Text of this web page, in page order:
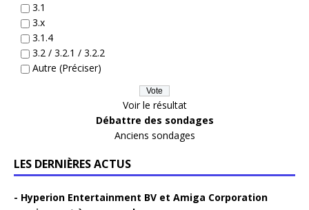
3.1
3.x
3.1.4
3.2 / 3.2.1 / 3.2.2
Autre (Préciser)
Voir le résultat
Débattre des sondages
Anciens sondages
LES DERNIÈRES ACTUS
Hyperion Entertainment BV et Amiga Corporation